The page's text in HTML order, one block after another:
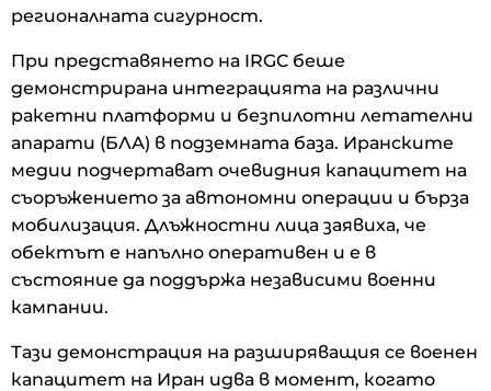
регионалната сигурност.
При представянето на IRGC беше
демонстрирана интеграцията на различни
ракетни платформи и безпилотни летателни
апарати (БЛА) в подземната база. Иранските
медии подчертават очевидния капацитет на
съоръжението за автономни операции и бърза
мобилизация. Длъжностни лица заявиха, че
обектът е напълно оперативен и е в
състояние да поддържа независими военни
кампании.
Тази демонстрация на разширяващия се военен
капацитет на Иран идва в момент, когато